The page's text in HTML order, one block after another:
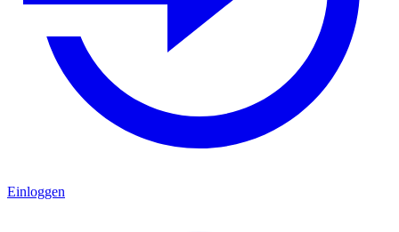
Einloggen